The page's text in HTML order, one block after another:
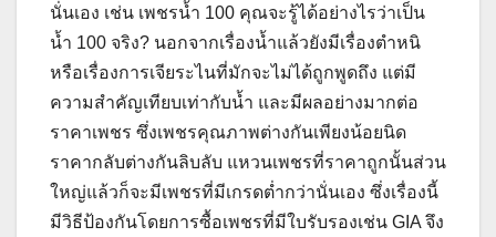
นั่นเอง เช่น เพชรน้ำ 100 คุณจะรู้ได้อย่างไรว่าเป็น
น้ำ 100 จริง? นอกจากเรื่องน้ำแล้วยังมีเรื่องตำหนิ
หรือเรื่องการเจียระไนที่มักจะไม่ได้ถูกพูดถึง แต่มี
ความสำคัญเทียบเท่ากับน้ำ และมีผลอย่างมากต่อ
ราคาเพชร ซึ่งเพชรคุณภาพต่างกันเพียงน้อยนิด
ราคากลับต่างกันลิบลับ แหวนเพชรที่ราคาถูกนั้นส่วน
ใหญ่แล้วก็จะมีเพชรที่มีเกรดต่ำกว่านั่นเอง ซึ่งเรื่องนี้
มีวิธีป้องกันโดยการซื้อเพชรที่มีใบรับรองเช่น GIA จึง